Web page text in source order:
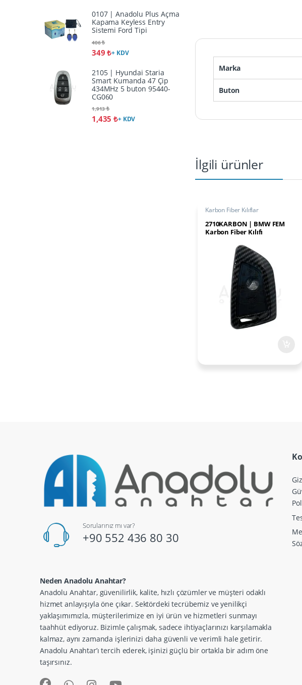
Marka
Buton
İlgili ürünler
Karbon Fiber Kılıflar
2710KARBON | BMW FEM
Karbon Fiber Kılıfı
0107 | Anadolu Plus Açma
Kapama Keyless Entry
Sistemi Ford Tipi
349₺
406₺
+ KDV
2105 | Hyundai Staria
Smart Kumanda 47 Çip
434MHz 5 buton 95440-
CG060
1,435₺
1,913₺
+ KDV
Sorularınız mı var?
+90 552 436 80 30
Neden Anadolu Anahtar?
Anadolu Anahtar, güvenilirlik, kalite, hızlı çözümler ve müşteri odaklı
hizmet anlayışıyla öne çıkar. Sektördeki tecrübemiz ve yenilikçi
yaklaşımımızla, müşterilerimize en iyi ürün ve hizmetleri sunmayı
taahhüt ediyoruz. Bizimle çalışmak, sadece ihtiyaçlarınızı karşılamakla
kalmaz, aynı zamanda işlerinizi daha güvenli ve verimli hale getirir.
Anadolu Anahtar’ı tercih ederek, işinizi güçlü bir ortakla bir adım öne
taşırsınız.